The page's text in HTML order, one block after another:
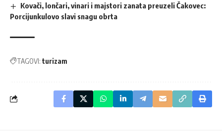
Kovači, lončari, vinari i majstori zanata preuzeli Čakovec:
Porcijunkulovo slavi snagu obrta
TAGOVI: turizam